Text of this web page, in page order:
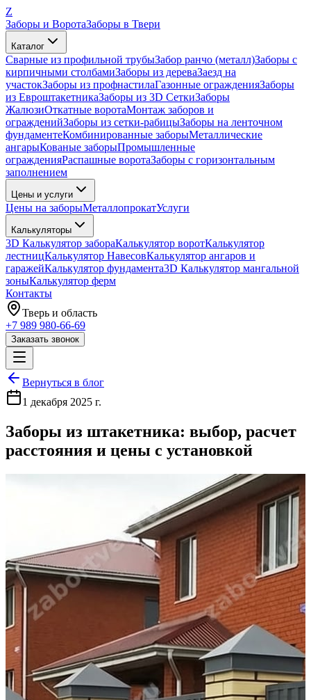
Z
Заборы и ВоротаЗаборы в Твери
Каталог
Сварные из профильной трубыЗабор ранчо (металл)Заборы с
кирпичными столбамиЗаборы из дереваЗаезд на
участокЗаборы из профнастилаГазонные огражденияЗаборы
из ЕвроштакетникаЗаборы из 3D СеткиЗаборы
ЖалюзиОткатные воротаМонтаж заборов и
огражденийЗаборы из сетки-рабицыЗаборы на ленточном
фундаментеКомбинированные заборыМеталлические
ангарыКованые заборыПромышленные
огражденияРаспашные воротаЗаборы с горизонтальным
заполнением
Цены и услуги
Цены на заборыМеталлопрокатУслуги
Калькуляторы
3D Калькулятор забораКалькулятор воротКалькулятор
лестницКалькулятор НавесовКалькулятор ангаров и
гаражейКалькулятор фундамента3D Калькулятор мангальной
зоныКалькулятор ферм
Контакты
Тверь и область
+7 989 980-66-69
Заказать звонок
Вернуться в блог
1 декабря 2025 г.
Заборы из штакетника: выбор, расчет
расстояния и цены с установкой